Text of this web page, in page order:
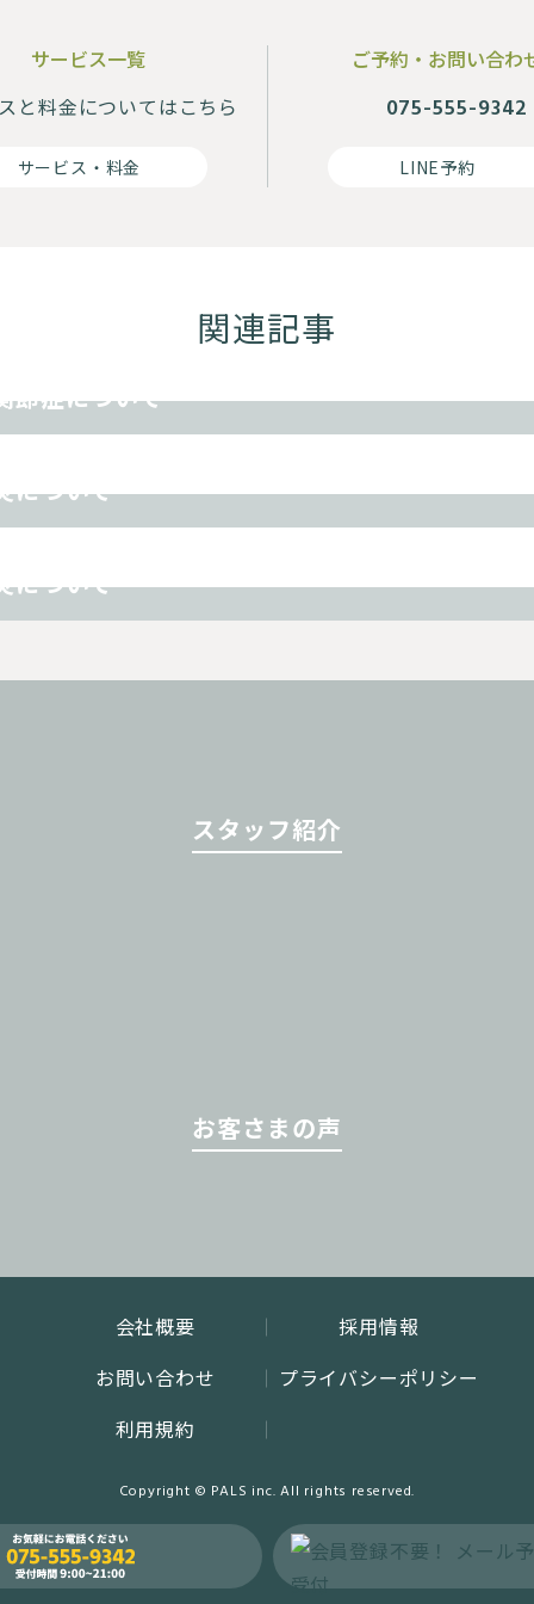
サービス一覧
と料金についてはこちら
サービス・料金
ご予約・お問い合わ
075-555-9342
LINE予約
関連記事
節症について
について
について
スタッフ紹介
お客さまの声
会社概要
採用情報
お問い合わせ
プライバシーポリシー
利用規約
Copyright © PALS inc. All rights reserved.